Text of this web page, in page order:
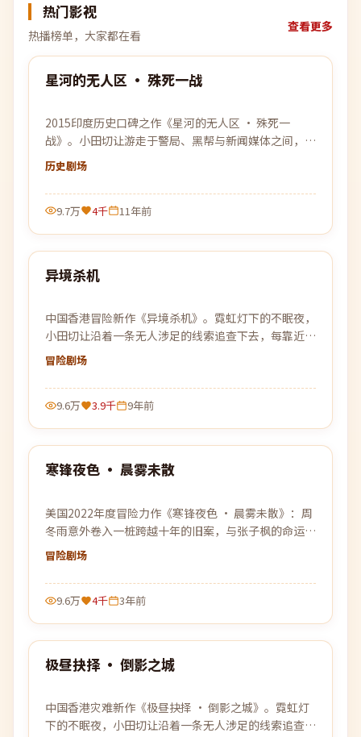
热门影视
热播榜单，大家都在看
查看更多
热门
99:14
星河的无人区 · 殊死一战
2015印度历史口碑之作《星河的无人区 · 殊死一
战》。小田切让游走于警局、黑帮与新闻媒体之间，一
场关于信任与背叛的猫鼠游戏即将上演。
历史剧场
9.7万 4千 11年前
热门
异境杀机
中国香港冒险新作《异境杀机》。霓虹灯下的不眠夜，
小田切让沿着一条无人涉足的线索追查下去，每靠近真
相一步，黑暗就更加贴近。
冒险剧场
9.6万 3.9千 9年前
热门
99:51
寒锋夜色 · 晨雾未散
美国2022年度冒险力作《寒锋夜色 · 晨雾未散》：周
冬雨意外卷入一桩跨越十年的旧案，与张子枫的命运纠
缠在一起，真相比想象中更加危险。
冒险剧场
9.6万 4千 3年前
热门
99:50
极昼抉择 · 倒影之城
中国香港灾难新作《极昼抉择 · 倒影之城》。霓虹灯
下的不眠夜，小田切让沿着一条无人涉足的线索追查下